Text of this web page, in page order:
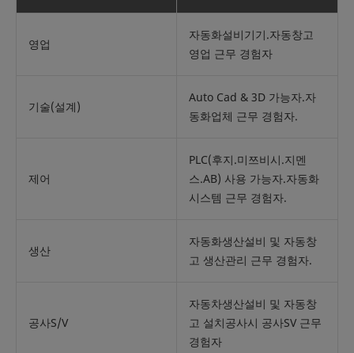
영업
자동화설비기기.자동창고
영업 근무 경험자
기술(설계)
Auto Cad & 3D 가능자.자
동화업체 근무 경험자.
제어
PLC(후지.미쯔비시.지멘
스.AB) 사용 가능자.자동화
시스템 근무 경험자.
생산
자동화생산설비 및 자동창
고 생산관리 근무 경험자.
공사S/V
자동차생산설비 및 자동창
고 설치공사시 공사SV 근무
경험자